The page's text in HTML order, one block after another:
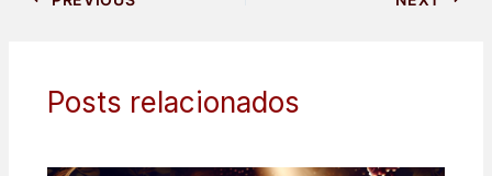
Posts relacionados